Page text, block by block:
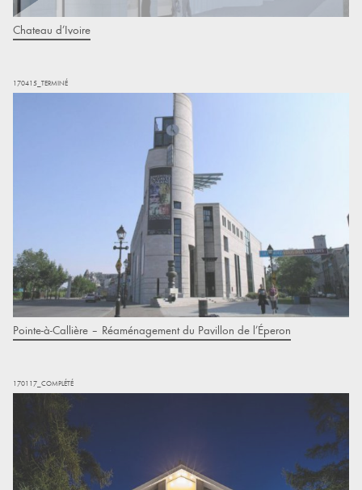
Chateau d’Ivoire
170415_TERMINÉ
Pointe-à-Callière – Réaménagement du Pavillon de l’Éperon
170117_COMPLÉTÉ